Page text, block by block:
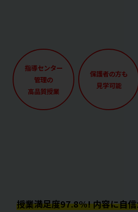
指導センター
管理の
高品質授業
保護者の方も
見学可能
授業満足度97.8%! 内容に自